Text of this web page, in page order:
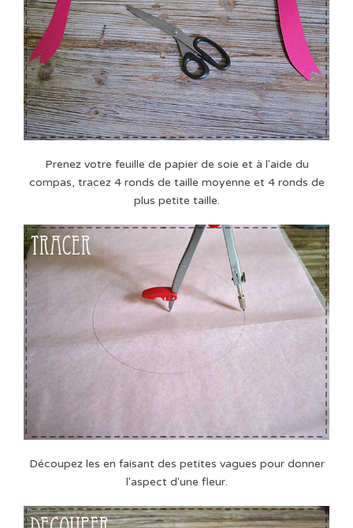
Prenez votre feuille de papier de soie et à l'aide du
compas, tracez 4 ronds de taille moyenne et 4 ronds de
plus petite taille.
Découpez les en faisant des petites vagues pour donner
l'aspect d'une fleur.